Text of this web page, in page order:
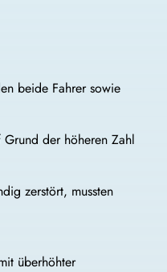
beide Fahrer sowie
der höheren Zahl
zerstört, mussten
überhöhter